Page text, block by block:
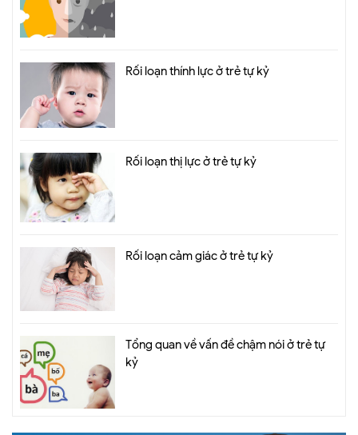
Rối loạn thính lực ở trẻ tự kỷ
Rối loạn thị lực ở trẻ tự kỷ
Rối loạn cảm giác ở trẻ tự kỷ
Tổng quan về vấn đề chậm nói ở trẻ tự
kỷ